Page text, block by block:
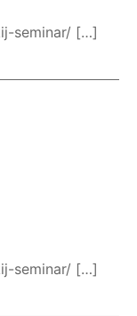
seminar/ […]
seminar/ […]